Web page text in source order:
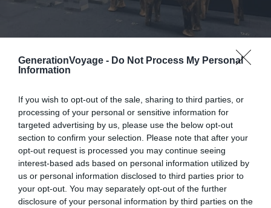
GenerationVoyage - Do Not Process My Personal
Information
If you wish to opt-out of the sale, sharing to third parties, or
processing of your personal or sensitive information for
targeted advertising by us, please use the below opt-out
section to confirm your selection. Please note that after your
opt-out request is processed you may continue seeing
interest-based ads based on personal information utilized by
us or personal information disclosed to third parties prior to
your opt-out. You may separately opt-out of the further
disclosure of your personal information by third parties on the
Entre tous les musées incontournables d’Athènes, le
musée Benaki se démarque. En effet, derrière le nom
d’un seul musée se cache en réalité… plusieurs musées.
Une précision que l’on découvre lorsque l’on se rend
compte qu’il y a plusieurs bâtiments, tous réservés à un
art ou un type de collection.